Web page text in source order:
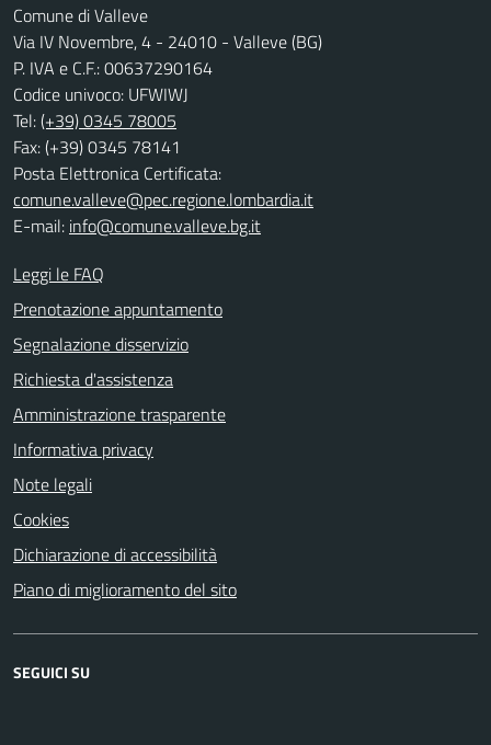
Comune di Valleve
Via IV Novembre, 4 - 24010 - Valleve (BG)
P. IVA e C.F.: 00637290164
Codice univoco: UFWIWJ
Tel:(+39) 0345 78005
Fax: (+39) 0345 78141
Posta Elettronica Certificata:
comune.valleve@pec.regione.lombardia.it
E-mail: info@comune.valleve.bg.it
Leggi le FAQ
Prenotazione appuntamento
Segnalazione disservizio
Richiesta d'assistenza
Amministrazione trasparente
Informativa privacy
Note legali
Cookies
Dichiarazione di accessibilità
Piano di miglioramento del sito
SEGUICI SU